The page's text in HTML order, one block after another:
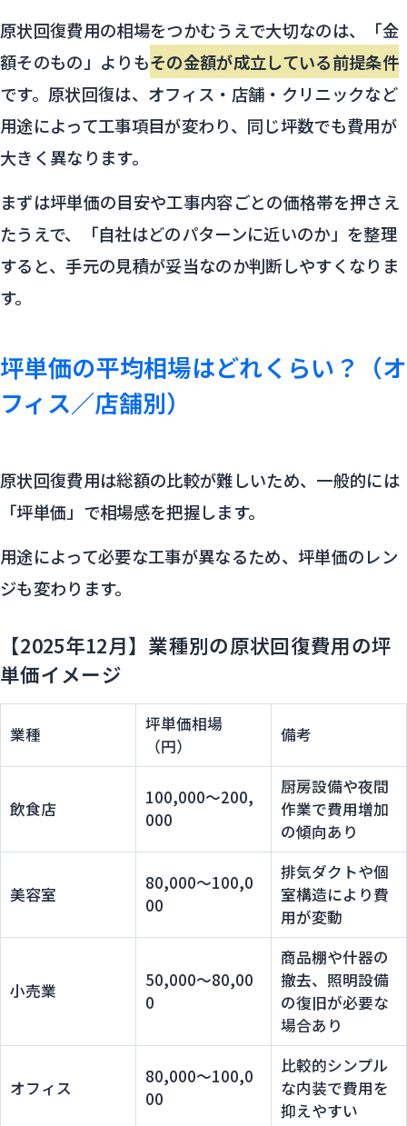
原状回復費用の相場をつかむうえで大切なのは、「金
額そのもの」よりもその金額が成立している前提条件
です。原状回復は、オフィス・店舗・クリニックなど
用途によって工事項目が変わり、同じ坪数でも費用が
大きく異なります。
まずは坪単価の目安や工事内容ごとの価格帯を押さえ
たうえで、「自社はどのパターンに近いのか」を整理
すると、手元の見積が妥当なのか判断しやすくなりま
す。
坪単価の平均相場はどれくらい？（オ
フィス／店舗別）
原状回復費用は総額の比較が難しいため、一般的には
「坪単価」で相場感を把握します。
用途によって必要な工事が異なるため、坪単価のレン
ジも変わります。
【2025年12月】業種別の原状回復費用の坪
単価イメージ
業種
坪単価相場
（円）
備考
飲食店
100,000〜200,
000
厨房設備や夜間
作業で費用増加
の傾向あり
美容室
80,000〜100,0
00
排気ダクトや個
室構造により費
用が変動
小売業
50,000〜80,00
0
商品棚や什器の
撤去、照明設備
の復旧が必要な
場合あり
オフィス
80,000〜100,0
00
比較的シンプル
な内装で費用を
抑えやすい